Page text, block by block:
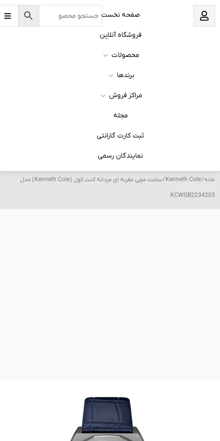
صفحه نخست
فروشگاه آنلاین
محصولات
برندها
مراکز فروش
مجله
ثبت کارت گارانتی
نمایندگان رسمی
B
a
s
U
s
e
خانه/
Kenneth Cole
/ ساعت مچی عقربه ای مردانه کنت کول (Kenneth Cole) مدل
KCWGB2234203